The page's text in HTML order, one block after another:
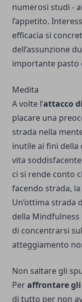
numerosi studi -
l’appetito.
efficacia si
dell’assunzione
importante pasto
Medita
A volte l’attacco
placare una
strada nella
inutile ai fini della
vita
ci si rende conto
facendo strada,
Un’ottima strada
della Mindfulness
di concentrarsi
atteggiamento
Non saltare gli
Peraffrontare
di tutto per non